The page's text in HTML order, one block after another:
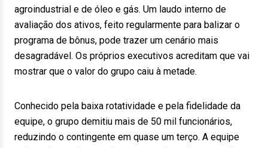
agroindustrial e de óleo e gás. Um laudo interno de
avaliação dos ativos, feito regularmente para balizar o
programa de bônus, pode trazer um cenário mais
desagradável. Os próprios executivos acreditam que vai
mostrar que o valor do grupo caiu à metade.
Conhecido pela baixa rotatividade e pela fidelidade da
equipe, o grupo demitiu mais de 50 mil funcionários,
reduzindo o contingente em quase um terço. A equipe